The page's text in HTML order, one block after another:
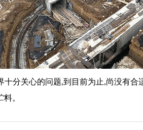
分关心的问题,到目前为止,尚没有合
。